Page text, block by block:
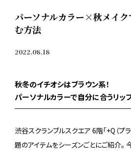
パーソナルカラー×秋メイク
む方法
2022.08.18
秋冬のイチオシはブラウン系！
パーソナルカラーで自分に合うリッ
渋谷スクランブルスクエア 6階「+Q（プ
題のアイテムをシーズンごとにご紹介。